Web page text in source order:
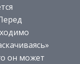
он может